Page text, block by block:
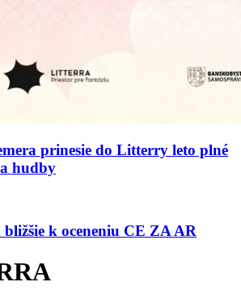
prinesie do Litterry leto plné
hudby
k oceneniu CE ZA AR